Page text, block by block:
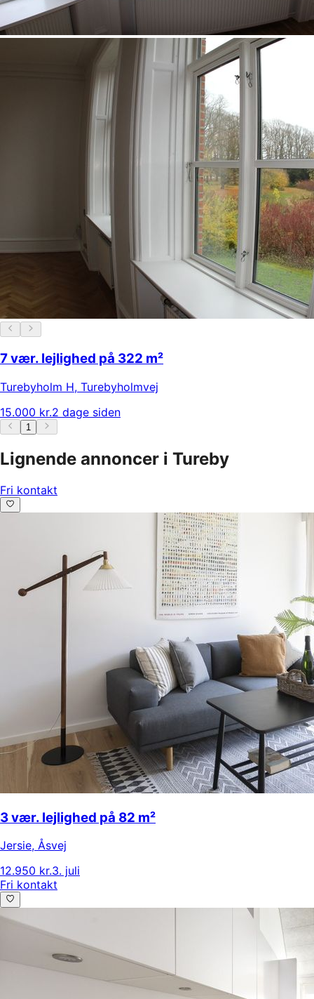
7 vær. lejlighed på 322 m²
Turebyholm H, Turebyholmvej
15.000 kr.2 dage siden
1
Lignende annoncer i Tureby
Fri kontakt
3 vær. lejlighed på 82 m²
Jersie, Åsvej
12.950 kr.3. juli
Fri kontakt